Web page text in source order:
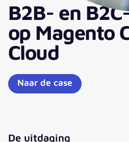
B2B- en
op Magento
Cloud
Naar de case
De uitdaging